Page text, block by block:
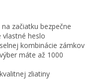
začiatku bezpečne
heslo
kombinácie zámkov
máte až 1000
zliatiny